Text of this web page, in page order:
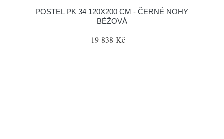
POSTEL PK 34 120X200 CM - ČERNÉ NOHY
BÉŽOVÁ
19 838 Kč